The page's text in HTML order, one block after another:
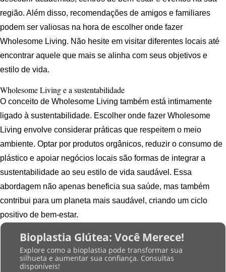
região. Além disso, recomendações de amigos e familiares
podem ser valiosas na hora de escolher onde fazer
Wholesome Living. Não hesite em visitar diferentes locais até
encontrar aquele que mais se alinha com seus objetivos e
estilo de vida.
Wholesome Living e a sustentabilidade
O conceito de Wholesome Living também está intimamente
ligado à sustentabilidade. Escolher onde fazer Wholesome
Living envolve considerar práticas que respeitem o meio
ambiente. Optar por produtos orgânicos, reduzir o consumo de
plástico e apoiar negócios locais são formas de integrar a
sustentabilidade ao seu estilo de vida saudável. Essa
abordagem não apenas beneficia sua saúde, mas também
contribui para um planeta mais saudável, criando um ciclo
positivo de bem-estar.
Bioplastia Glútea: Você Merece!
Explore como a bioplastia pode transformar sua
silhueta e aumentar sua confiança. Consultas
disponíveis!